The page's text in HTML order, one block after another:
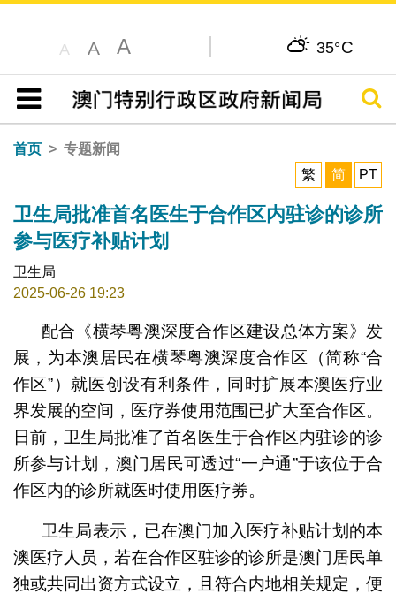
A A A 35°C
目录
搜寻
首页
专题新闻
繁
简 PT
卫生局批准首名医生于合作区内驻诊的诊所
参与医疗补贴计划
卫生局
2025-06-26 19:23
配合《横琴粤澳深度合作区建设总体方案》发
展，为本澳居民在横琴粤澳深度合作区（简称“合
作区”）就医创设有利条件，同时扩展本澳医疗业
界发展的空间，医疗券使用范围已扩大至合作区。
日前，卫生局批准了首名医生于合作区内驻诊的诊
所参与计划，澳门居民可透过“一户通”于该位于合
作区内的诊所就医时使用医疗券。
卫生局表示，已在澳门加入医疗补贴计划的本
澳医疗人员，若在合作区驻诊的诊所是澳门居民单
独或共同出资方式设立，且符合内地相关规定，便